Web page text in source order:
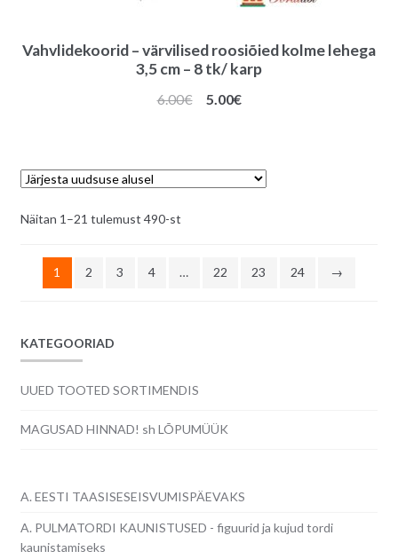
Vahvlidekoorid – värvilised roosiõied kolme lehega
3,5 cm – 8 tk/ karp
6.00€
Algne
5.00€Praegune
Näitan 1–21 tulemust 490-stSorditud
1
2 3 4 … 22 23 24 →
KATEGOORIAD
UUED TOOTED SORTIMENDIS
MAGUSAD HINNAD! sh LÕPUMÜÜK
A. EESTI TAASISESEISVUMISPÄEVAKS
A. PULMATORDI KAUNISTUSED - figuurid ja kujud tordi
kaunistamiseks